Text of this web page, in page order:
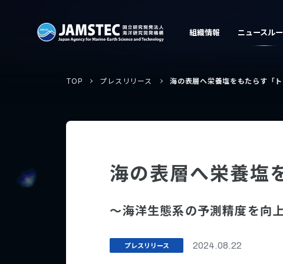
TOP プレスリリース 海の表層へ栄養塩をもたらす「
海の表層へ栄養塩
〜海洋生態系の予測精度を向
プレスリリース 2024.08.22